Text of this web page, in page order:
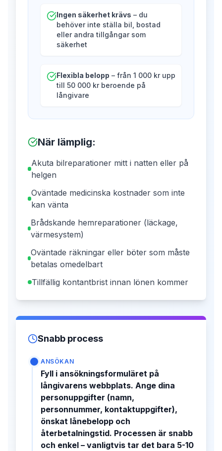
Ingen säkerhet krävs – du
behöver inte ställa bil, bostad
eller andra tillgångar som
säkerhet
Flexibla belopp – från 1 000 kr upp
till 50 000 kr beroende på
långivare
När lämplig:
Akuta bilreparationer mitt i natten eller på
helgen
Oväntade medicinska kostnader som inte
kan vänta
Brådskande hemreparationer (läckage,
värmesystem)
Oväntade räkningar eller böter som måste
betalas omedelbart
Tillfällig kontantbrist innan lönen kommer
Snabb process
ANSÖKAN
Fyll i ansökningsformuläret på
långivarens webbplats. Ange dina
personuppgifter (namn,
personnummer, kontaktuppgifter),
önskat lånebelopp och
återbetalningstid. Processen är snabb
och enkel – vanligtvis tar det bara 5-10